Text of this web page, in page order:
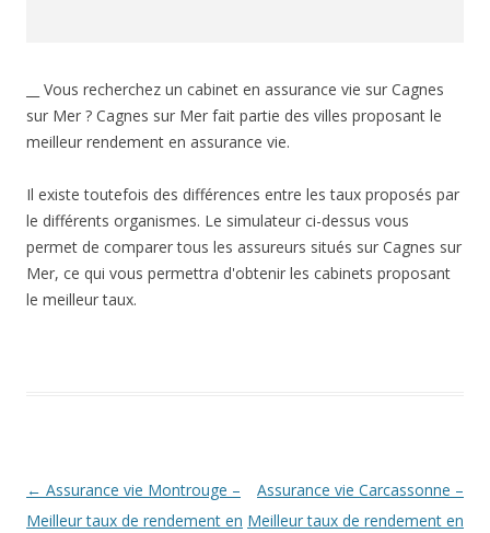
__ Vous recherchez un cabinet en assurance vie sur Cagnes
sur Mer ? Cagnes sur Mer fait partie des villes proposant le
meilleur rendement en assurance vie.
Il existe toutefois des différences entre les taux proposés par
le différents organismes. Le simulateur ci-dessus vous
permet de comparer tous les assureurs situés sur Cagnes sur
Mer, ce qui vous permettra d'obtenir les cabinets proposant
le meilleur taux.
Navigation
des
← Assurance vie Montrouge –
Meilleur taux de rendement en
Assurance vie Carcassonne –
Meilleur taux de rendement en